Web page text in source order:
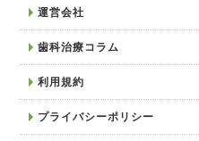
運営会社
歯科治療コラム
利用規約
プライバシーポリシー